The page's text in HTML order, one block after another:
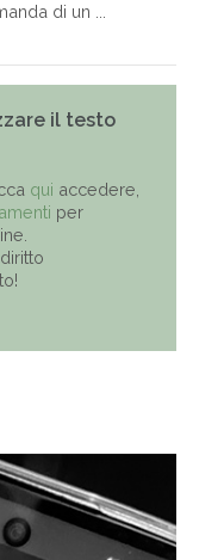
di un ...
il testo
qui accedere,
per